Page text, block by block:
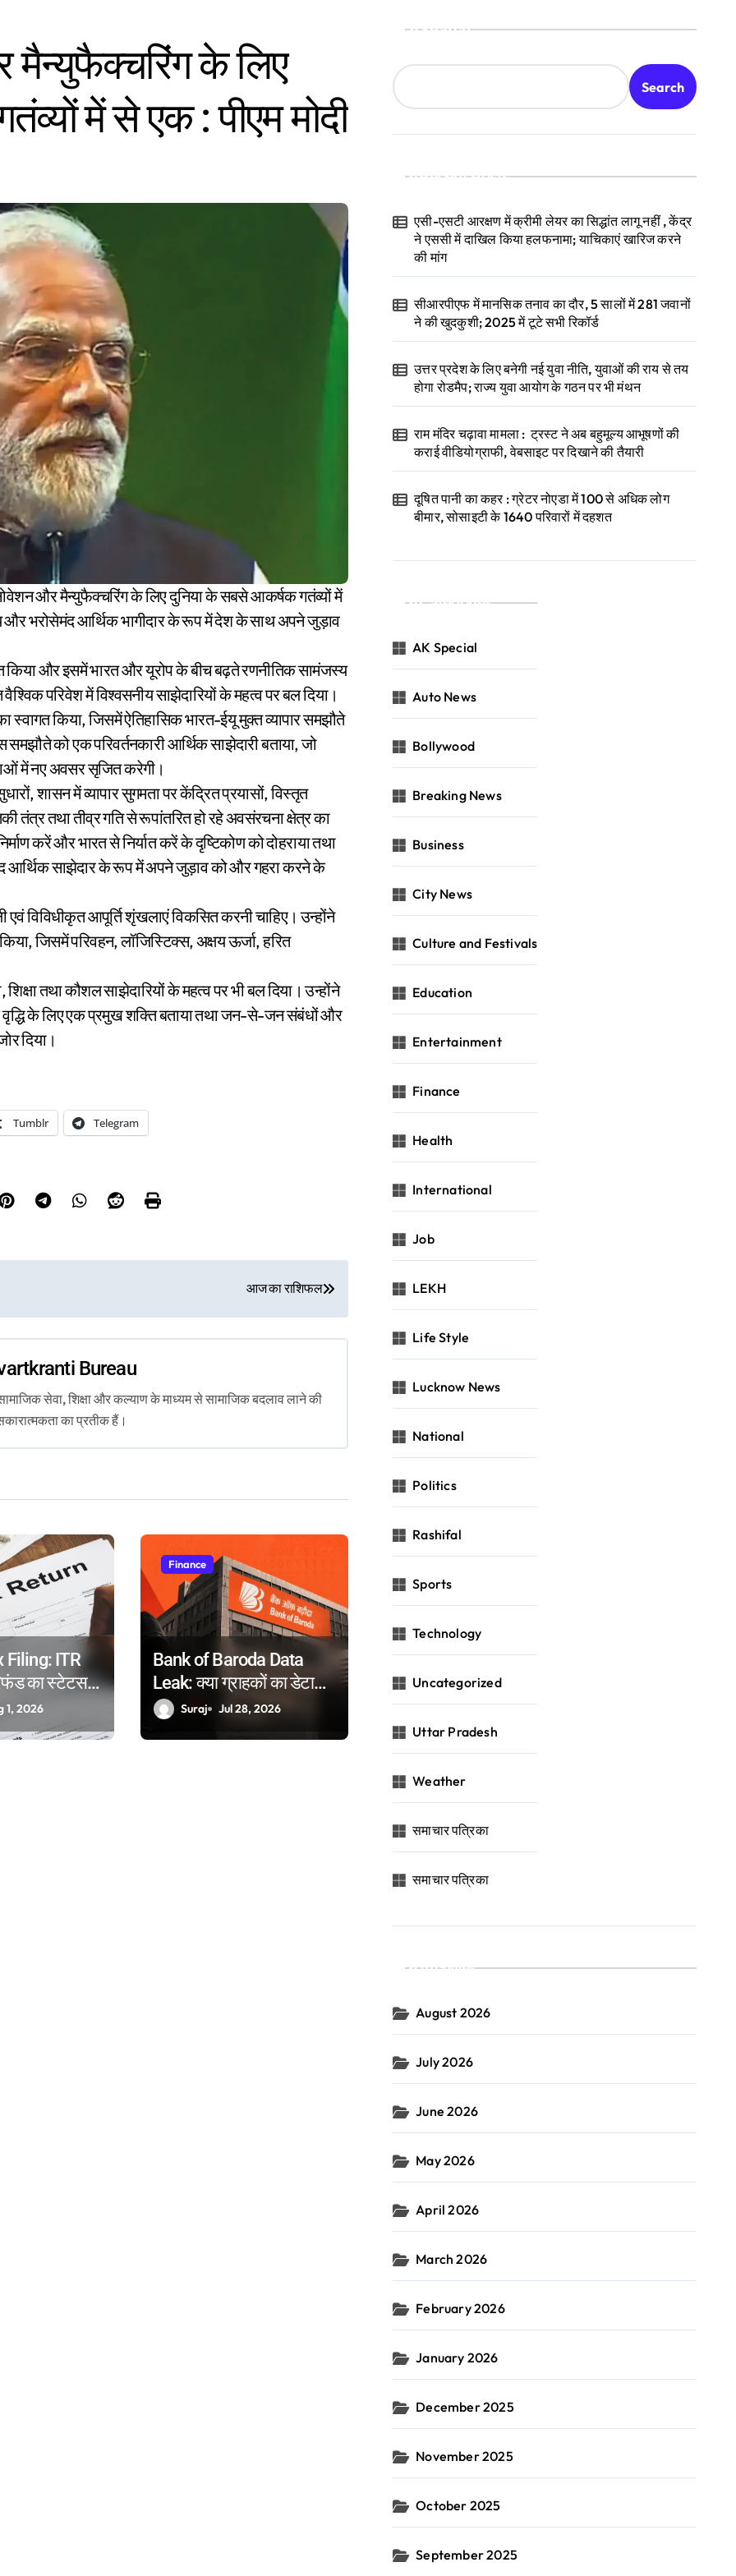
मैन्युफैक्चरिंग के लिए
में से एक : पीएम मोदी
और भरोसेमंद आर्थिक भागीदार के रूप में देश के साथ अपने जुड़ाव
किया और इसमें भारत और यूरोप के बीच बढ़ते रणनीतिक सामंजस्य
परिवेश में विश्वसनीय साझेदारियों के महत्व पर बल दिया।
स्वागत किया, जिसमें ऐतिहासिक भारत-ईयू मुक्त व्यापार समझौते
को एक परिवर्तनकारी आर्थिक साझेदारी बताया, जो
में नए अवसर सृजित करेगी।
शासन में व्यापार सुगमता पर केंद्रित प्रयासों, विस्तृत
तंत्र तथा तीव्र गति से रूपांतरित हो रहे अवसंरचना क्षेत्र का
करें और भारत से निर्यात करें के दृष्टिकोण को दोहराया तथा
आर्थिक साझेदार के रूप में अपने जुड़ाव को और गहरा करने के
विविधीकृत आपूर्ति शृंखलाएं विकसित करनी चाहिए। उन्होंने
जिसमें परिवहन, लॉजिस्टिक्स, अक्षय ऊर्जा, हरित
तथा कौशल साझेदारियों के महत्व पर भी बल दिया। उन्होंने
के लिए एक प्रमुख शक्ति बताया तथा जन-से-जन संबंधों और
दिया।
Tumblr Telegram
आज का राशिफल
Bureau
सामाजिक सेवा, शिक्षा और कल्याण के माध्यम से सामाजिक बदलाव लाने की
का प्रतीक हैं।
Filing: ITR
का स्टेटस
आसान
1, 2026
Finance
Bank of Baroda Data
Leak: क्या ग्राहकों का डेटा
हुआ लीक? बैंक ने जारी किया
Suraj Jul 28, 2026
Search
Search
Recent Posts
एसी-एसटी आरक्षण में क्रीमी लेयर का सिद्धांत लागू नहीं , केंद्र
ने एससी में दाखिल किया हलफनामा; याचिकाएं खारिज करने
की मांग
सीआरपीएफ में मानसिक तनाव का दौर, 5 सालों में 281 जवानों
ने की खुदकुशी; 2025 में टूटे सभी रिकॉर्ड
उत्तर प्रदेश के लिए बनेगी नई युवा नीति, युवाओं की राय से तय
होगा रोडमैप; राज्य युवा आयोग के गठन पर भी मंथन
राम मंदिर चढ़ावा मामला : ट्रस्ट ने अब बहुमूल्य आभूषणों की
कराई वीडियोग्राफी, वेबसाइट पर दिखाने की तैयारी
दूषित पानी का कहर : ग्रेटर नोएडा में 100 से अधिक लोग
बीमार, सोसाइटी के 1640 परिवारों में दहशत
Categories
AK Special
Auto News
Bollywood
Breaking News
Business
City News
Culture and Festivals
Education
Entertainment
Finance
Health
International
Job
LEKH
Life Style
Lucknow News
National
Politics
Rashifal
Sports
Technology
Uncategorized
Uttar Pradesh
Weather
समाचार पत्रिका
समाचार पत्रिका
Archives
August 2026
July 2026
June 2026
May 2026
April 2026
March 2026
February 2026
January 2026
December 2025
November 2025
October 2025
September 2025